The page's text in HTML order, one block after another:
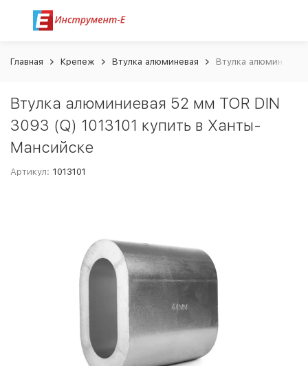
Главная Крепеж Втулка алюминевая Втулка
Втулка алюминиевая 52 мм TOR DIN
3093 (Q) 1013101 купить в Ханты-
Мансийске
Артикул: 1013101